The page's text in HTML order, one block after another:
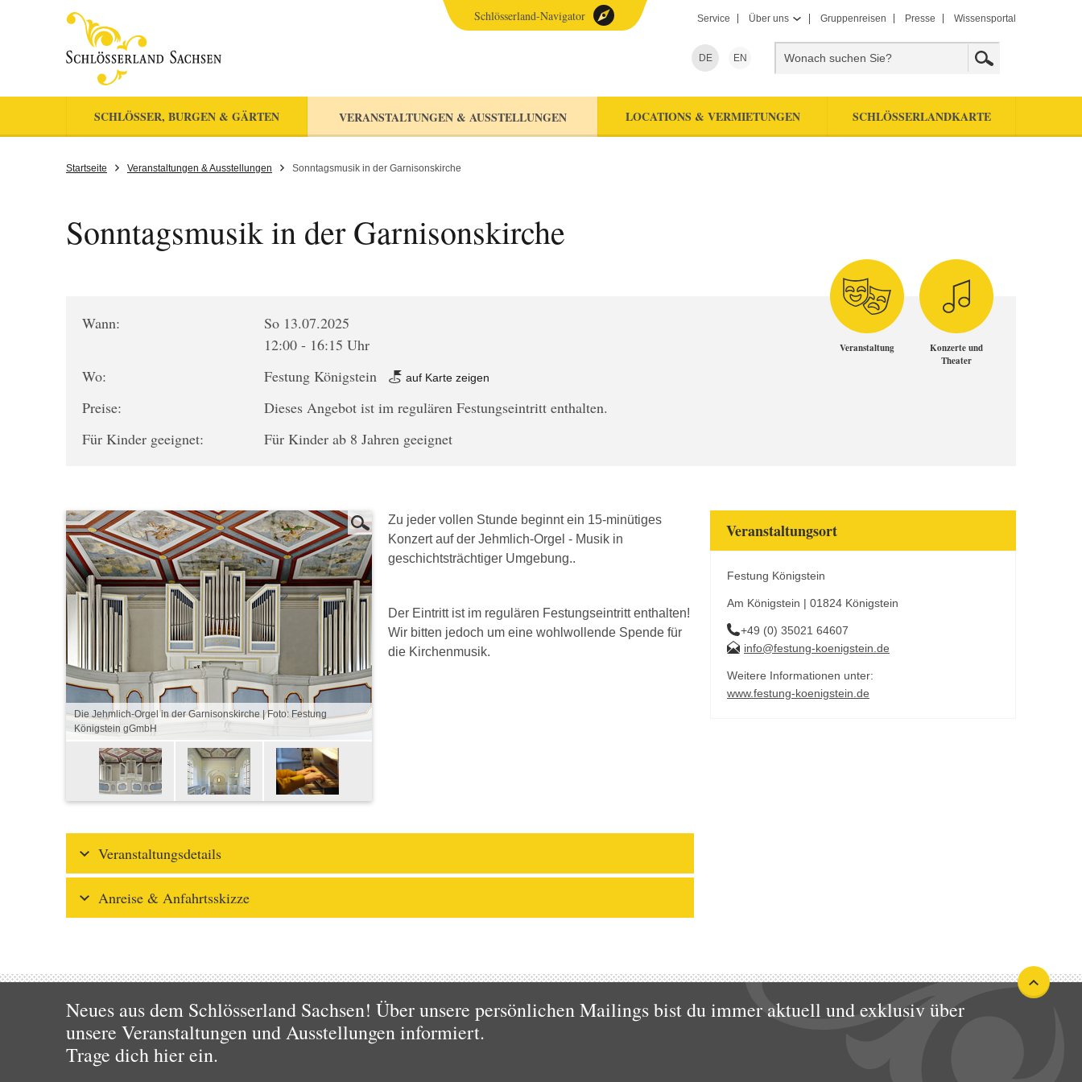
Service Über uns Gruppenreisen Presse Wissensportal
DE EN
SCHLÖSSER, BURGEN & GÄRTEN VERANSTALTUNGEN & AUSSTELLUNGEN LOCATIONS & VERMIETUNGEN SCHLÖSSERLANDKARTE
Schlösserland-Navigator
Startseite Veranstaltungen & Ausstellungen Sonntagsmusik in der Garnisonskirche
Sonntagsmusik in der Garnisonskirche
Wann:
So 13.07.2025
12:00 - 16:15 Uhr
Wo:
Festung Königstein auf Karte zeigen
Preise:
Dieses Angebot ist im regulären Festungseintritt enthalten.
Für Kinder geeignet:
Für Kinder ab 8 Jahren geeignet
Veranstaltung
Konzerte und
Theater
Die Jehmlich-Orgel in der Garnisonskirche | Foto: Festung
Königstein gGmbH
Zu jeder vollen Stunde beginnt ein 15-minütiges
Konzert auf der Jehmlich-Orgel - Musik in
geschichtsträchtiger Umgebung..
Der Eintritt ist im regulären Festungseintritt enthalten!
Wir bitten jedoch um eine wohlwollende Spende für
die Kirchenmusik.
Veranstaltungsdetails
Anreise & Anfahrtsskizze
Veranstaltungsort
Festung Königstein
Am Königstein | 01824 Königstein
+49 (0) 35021 64607
info@festung-koenigstein.de
Weitere Informationen unter:
www.festung-koenigstein.de
Neues aus dem Schlösserland Sachsen! Über unsere persönlichen Mailings bist du immer aktuell und exklusiv über
unsere Veranstaltungen und Ausstellungen informiert.
Trage dich hier ein.